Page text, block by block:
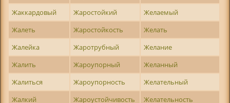
Жаккардовый
Жаростойкий
Желаемый
Жалеть
Жаростойкость
Желать
Жалейка
Жаротрубный
Желание
Жалить
Жароупорный
Желанный
Жалиться
Жароупорность
Желательный
Жалкий
Жароустойчивость
Желательность